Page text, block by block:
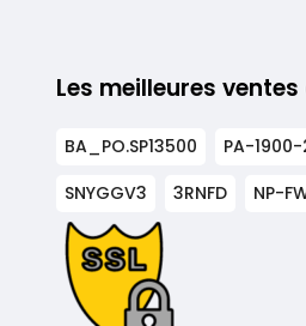
Les meilleures
BA_PO.SP13500 PA-1900-
SNYGGV3
3RNFD NP-